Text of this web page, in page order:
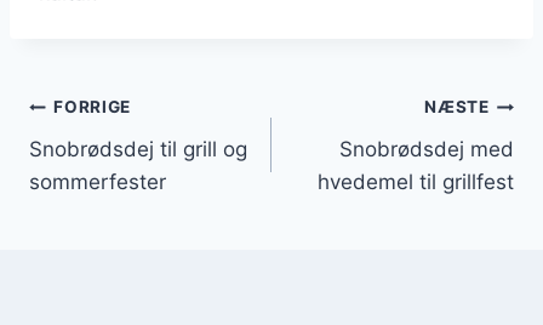
Indlægsnavigation
FORRIGE
Snobrødsdej til grill og
sommerfester
NÆSTE
Snobrødsdej med
hvedemel til grillfest